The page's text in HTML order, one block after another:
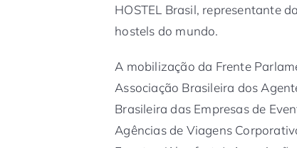
HOSTEL Brasil, representante
hostels do mundo.
A mobilização da Frente
Associação Brasileira dos
Brasileira das Empresas de
Agências de Viagens